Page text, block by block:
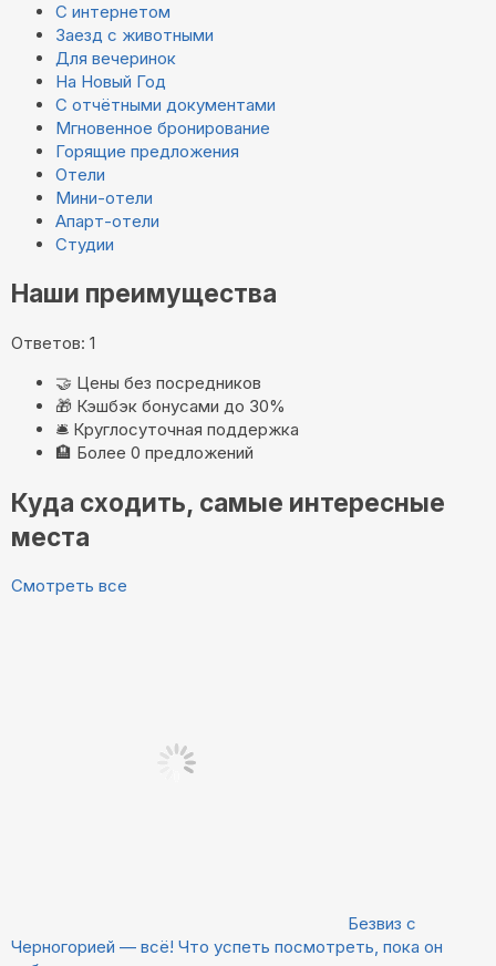
С интернетом
Заезд с животными
Для вечеринок
На Новый Год
С отчётными документами
Мгновенное бронирование
Горящие предложения
Отели
Мини-отели
Апарт-отели
Студии
Наши преимущества
Ответов: 1
🤝 Цены без посредников
🎁 Кэшбэк бонусами до 30%
🛎️ Круглосуточная поддержка
🏨 Более 0 предложений
Куда сходить, самые интересные
места
Смотреть все
Безвиз с
Черногорией — всё! Что успеть посмотреть, пока он